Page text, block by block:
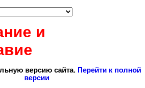
и
версию сайта. Перейти к полной
версии